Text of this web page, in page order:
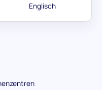
Englisch